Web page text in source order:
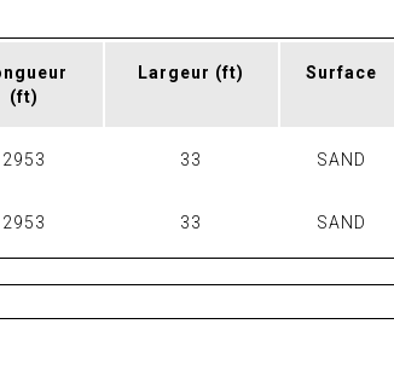
(ft)
Largeur (ft) Surface
2953 33 SAND
2953 33 SAND